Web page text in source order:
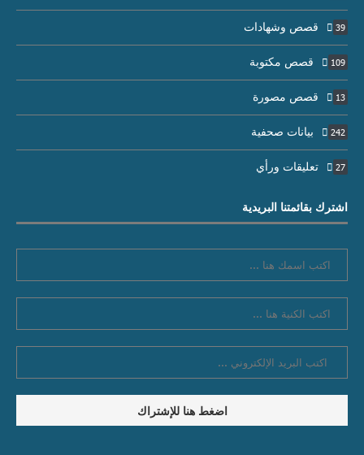
قصص وشهادات 39
قصص مكتوبة 109
قصص مصورة 13
بيانات صحفية 242
تعليقات ورأي 27
اشترك بقائمتنا البريدية